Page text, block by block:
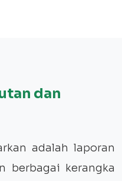
dan
adalah laporan
berbagai kerangka